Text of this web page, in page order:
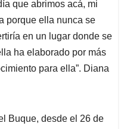
que abrimos acá, mi
porque ella nunca se
en un lugar donde se
ha elaborado por más
para ella”. Diana
Buque, desde el 26 de